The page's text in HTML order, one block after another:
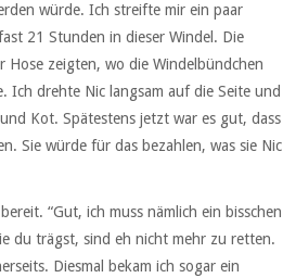
würde. Ich streifte mir ein paar
21 Stunden in dieser Windel. Die
zeigten, wo die Windelbündchen
Ich drehte Nic langsam auf die Seite und
Kot. Spätestens jetzt war es gut, dass
Sie würde für das bezahlen, was sie Nic
“Gut, ich muss nämlich ein bisschen
du trägst, sind eh nicht mehr zu retten.
Diesmal bekam ich sogar ein